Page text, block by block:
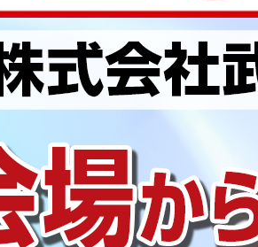
の会場からライブ配信！
ころやイチ押し製品の紹介をたっ
とお届けします